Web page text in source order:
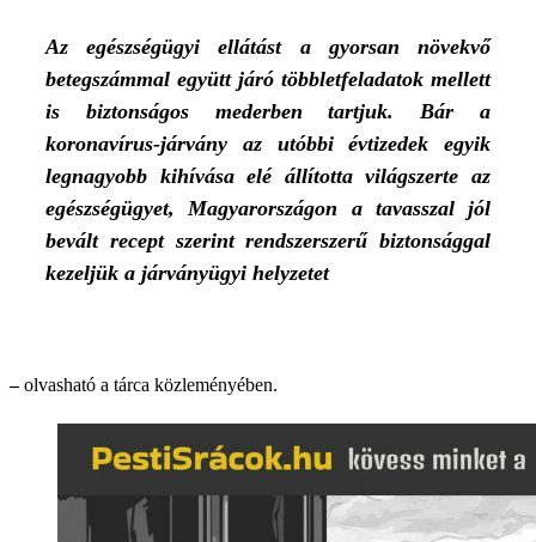
Az egészségügyi ellátást a gyorsan növekvő
betegszámmal együtt járó többletfeladatok mellett
is biztonságos mederben tartjuk. Bár a
koronavírus-járvány az utóbbi évtizedek egyik
legnagyobb kihívása elé állította világszerte az
egészségügyet, Magyarországon a tavasszal jól
bevált recept szerint rendszerszerű biztonsággal
kezeljük a járványügyi helyzetet
–olvasható a tárca közleményében.